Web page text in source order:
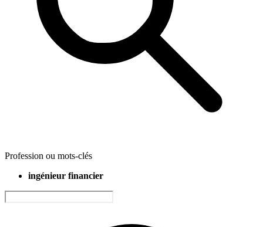
Profession ou mots-clés
ingénieur financier